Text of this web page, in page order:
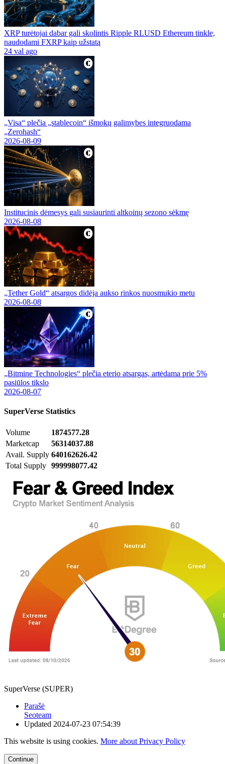
XRP turėtojai dabar gali skolintis Ripple RLUSD Ethereum tinkle,
naudodami FXRP kaip užstatą
24 val ago
„Visa“ plečia „stablecoin“ išmokų galimybes integruodama
„Zerohash“
2026-08-09
Institucinis dėmesys gali susiaurinti altkoinų sezono sėkmę
2026-08-08
„Tether Gold“ atsargos didėja aukso rinkos nuosmukio metu
2026-08-08
„Bitmine Technologies“ plečia eterio atsargas, artėdama prie 5%
pasiūlos tikslo
2026-08-07
SuperVerse Statistics
Volume
1874577.28
Marketcap
56314037.88
Avail. Supply 640162626.42
Total Supply 999998077.42
SuperVerse (SUPER)
Parašė
Seoteam
Updated 2024-07-23 07:54:39
This website is using cookies. More about Privacy Policy
Continue